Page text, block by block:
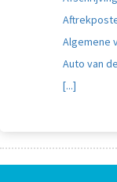
Algemene
Auto van
[...]